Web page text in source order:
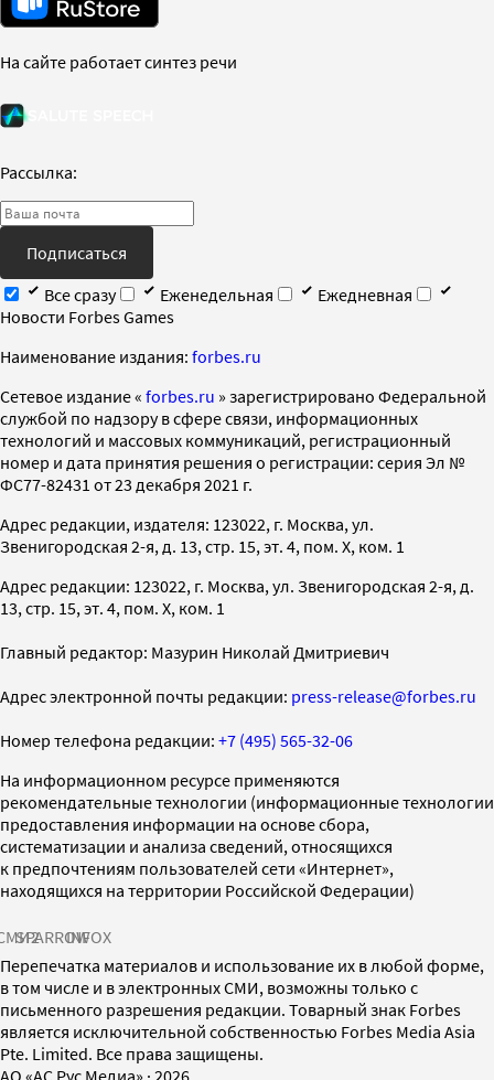
На сайте работает синтез речи
Рассылка:
Подписаться
Все сразу
Еженедельная
Ежедневная
Новости Forbes Games
Наименование издания: forbes.ru
Cетевое издание « forbes.ru » зарегистрировано Федеральной
службой по надзору в сфере связи, информационных
технологий и массовых коммуникаций, регистрационный
номер и дата принятия решения о регистрации: серия Эл №
ФС77-82431 от 23 декабря 2021 г.
Адрес редакции, издателя: 123022, г. Москва, ул.
Звенигородская 2-я, д. 13, стр. 15, эт. 4, пом. X, ком. 1
Адрес редакции: 123022, г. Москва, ул. Звенигородская 2-я, д.
13, стр. 15, эт. 4, пом. X, ком. 1
Главный редактор: Мазурин Николай Дмитриевич
Адрес электронной почты редакции: press-release@forbes.ru
Номер телефона редакции: +7 (495) 565-32-06
На информационном ресурсе применяются
рекомендательные технологии (информационные технологии
предоставления информации на основе сбора,
систематизации и анализа сведений, относящихся
к предпочтениям пользователей сети «Интернет»,
находящихся на территории Российской Федерации)
SPARROWINFOX
Перепечатка материалов и использование их в любой форме,
в том числе и в электронных СМИ, возможны только с
письменного разрешения редакции. Товарный знак Forbes
является исключительной собственностью Forbes Media Asia
Pte. Limited. Все права защищены.
AO «АС Рус Медиа» · 2026